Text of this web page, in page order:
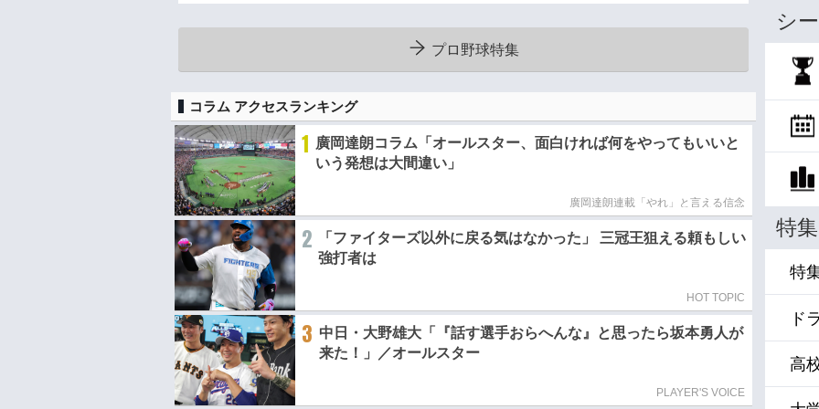
プロ野球特集
コラム アクセスランキング
1 廣岡達朗コラム「オールスター、面白ければ何をやってもいいと
いう発想は大間違い」
廣岡達朗連載「やれ」と言える信念
2
「ファイターズ以外に戻る気はなかった」 三冠王狙える頼もしい
強打者は
HOT TOPIC
3 中日・大野雄大「『話す選手おらへんな』と思ったら坂本勇人が
来た！」／オールスター
PLAYER'S VOICE
シ
特集
特
ド
高